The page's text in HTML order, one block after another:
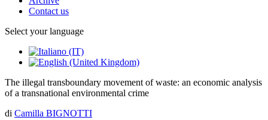
Contact us
Select your language
The illegal transboundary movement of waste: an economic analysis
of a transnational environmental crime
di Camilla BIGNOTTI